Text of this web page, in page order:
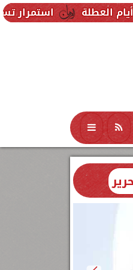
استمرار تسجيل رغبات
محافظات